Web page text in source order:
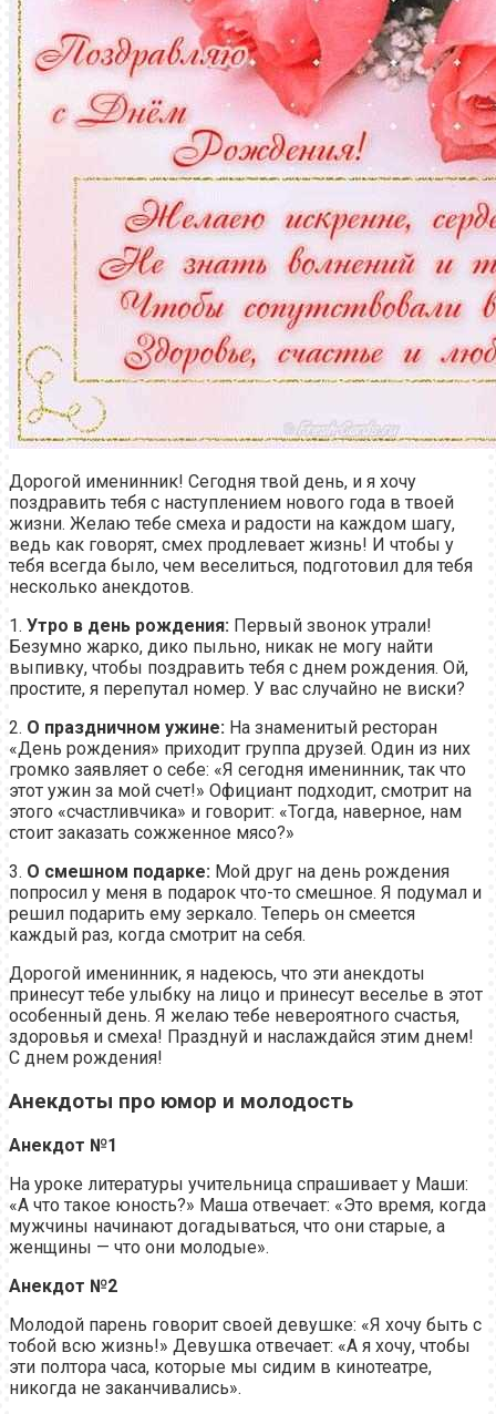
Дорогой именинник! Сегодня твой день, и я хочу
поздравить тебя с наступлением нового года в твоей
жизни. Желаю тебе смеха и радости на каждом шагу,
ведь как говорят, смех продлевает жизнь! И чтобы у
тебя всегда было, чем веселиться, подготовил для тебя
несколько анекдотов.
1. Утро в день рождения: Первый звонок утрали!
Безумно жарко, дико пыльно, никак не могу найти
выпивку, чтобы поздравить тебя с днем рождения. Ой,
простите, я перепутал номер. У вас случайно не виски?
2. О праздничном ужине: На знаменитый ресторан
«День рождения» приходит группа друзей. Один из них
громко заявляет о себе: «Я сегодня именинник, так что
этот ужин за мой счет!» Официант подходит, смотрит на
этого «счастливчика» и говорит: «Тогда, наверное, нам
стоит заказать сожженное мясо?»
3. О смешном подарке: Мой друг на день рождения
попросил у меня в подарок что-то смешное. Я подумал и
решил подарить ему зеркало. Теперь он смеется
каждый раз, когда смотрит на себя.
Дорогой именинник, я надеюсь, что эти анекдоты
принесут тебе улыбку на лицо и принесут веселье в этот
особенный день. Я желаю тебе невероятного счастья,
здоровья и смеха! Празднуй и наслаждайся этим днем!
С днем рождения!
Анекдоты про юмор и молодость
Анекдот №1
На уроке литературы учительница спрашивает у Маши:
«А что такое юность?» Маша отвечает: «Это время, когда
мужчины начинают догадываться, что они старые, а
женщины — что они молодые».
Анекдот №2
Молодой парень говорит своей девушке: «Я хочу быть с
тобой всю жизнь!» Девушка отвечает: «А я хочу, чтобы
эти полтора часа, которые мы сидим в кинотеатре,
никогда не заканчивались».